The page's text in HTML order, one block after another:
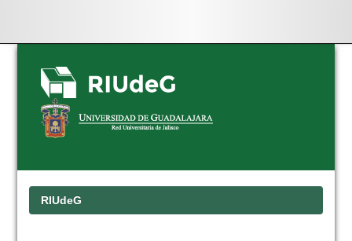
Skip
navigation
RIUdeG